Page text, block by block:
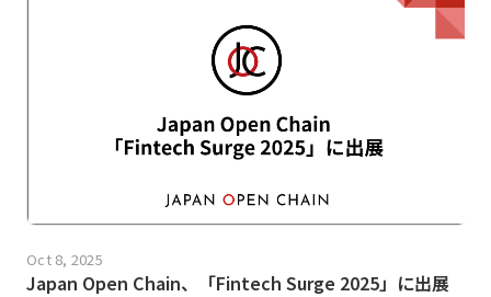
Oct 8, 2025
Japan Open Chain、「Fintech Surge 2025」に出展